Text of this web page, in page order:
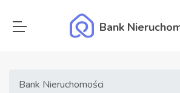
Bank
Bank Nieruchomości